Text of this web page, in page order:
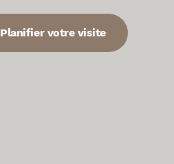
Planifier votre visite